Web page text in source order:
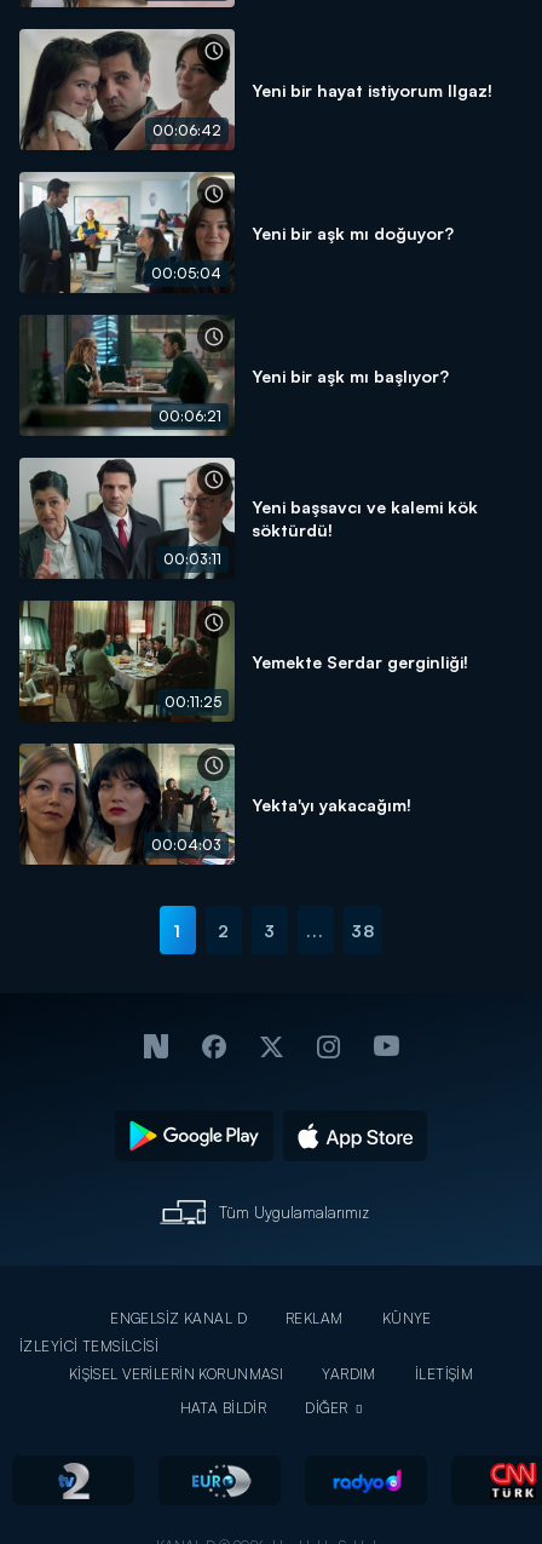
00:06:42
Yeni bir hayat istiyorum Ilgaz!
00:05:04
Yeni bir aşk mı doğuyor?
00:06:21
Yeni bir aşk mı başlıyor?
00:03:11
Yeni başsavcı ve kalemi kök
söktürdü!
00:11:25
Yemekte Serdar gerginliği!
00:04:03
Yekta'yı yakacağım!
1 2 3 ... 38
Tüm Uygulamalarımız
ENGELSİZ KANAL D REKLAM
KÜNYE
İZLEYİCİ TEMSİLCİSİ
KİŞİSEL VERİLERİN KORUNMASI
YARDIM
İLETİŞİM
HATA BİLDİR
DİĞER